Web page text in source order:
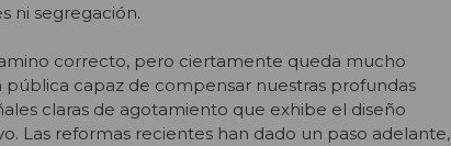
ni segregación.
correcto, pero ciertamente queda mucho
capaz de compensar nuestras profundas
claras de agotamiento que exhibe el diseño
Las reformas recientes han dado un paso adelante,